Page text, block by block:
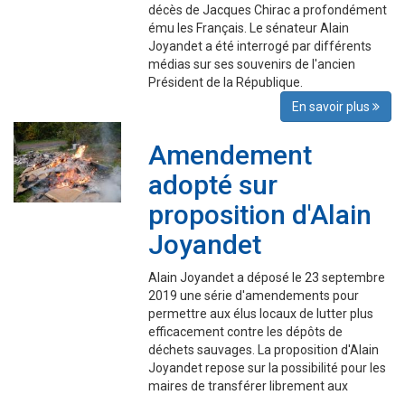
décès de Jacques Chirac a profondément
ému les Français. Le sénateur Alain
Joyandet a été interrogé par différents
médias sur ses souvenirs de l'ancien
Président de la République.
En savoir plus
Amendement
adopté sur
proposition d'Alain
Joyandet
Alain Joyandet a déposé le 23 septembre
2019 une série d'amendements pour
permettre aux élus locaux de lutter plus
efficacement contre les dépôts de
déchets sauvages. La proposition d'Alain
Joyandet repose sur la possibilité pour les
maires de transférer librement aux